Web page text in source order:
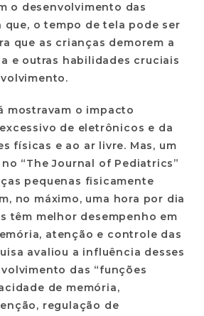
o desenvolvimento das
que, o tempo de tela pode ser
que as crianças demorem a
e outras habilidades cruciais
mostravam o impacto
de eletrônicos e da
físicas e ao ar livre. Mas, um
“The Journal of Pediatrics”
pequenas fisicamente
no máximo, uma hora por dia
têm melhor desempenho em
atenção e controle das
avaliou a influência desses
das “funções
de memória,
regulação de